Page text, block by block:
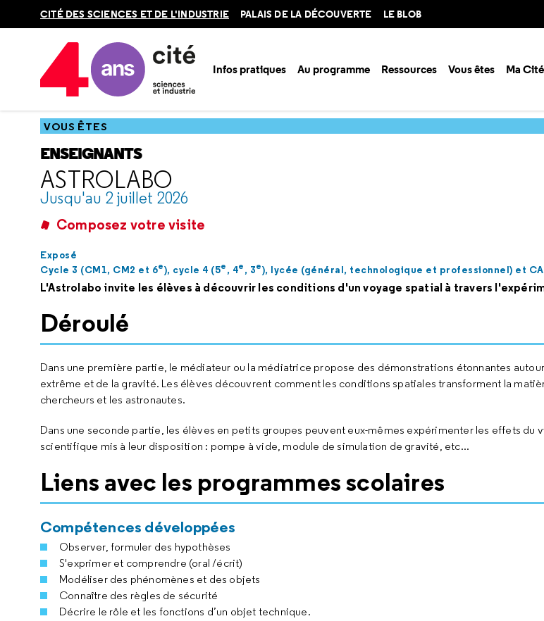
CITÉ DES SCIENCES ET DE L'INDUSTRIE PALAIS DE LA DÉCOUVERTE LE BLOB
Infos pratiques Au programme Ressources Vous êtes Ma
Accueil Vous êtes
VOUS ÊTES
ENSEIGNANTS
ASTROLABO
Jusqu'au 2 juillet 2026
Composez votre visite
Exposé
Cycle 3 (CM1, CM2 et 6e), cycle 4 (5e , 4e , 3e), lycée (général, technologique et professionnel) et
L'Astrolabo invite les élèves à découvrir les conditions d'un voyage spatial à travers
Déroulé
Dans une première partie, le médiateur ou la médiatrice propose des démonstrations étonnantes
extrême et de la gravité. Les élèves découvrent comment les conditions spatiales transforment la
chercheurs et les astronautes.
Dans une seconde partie, les élèves en petits groupes peuvent eux-mêmes expérimenter les effets du
scientifique mis à leur disposition : pompe à vide, module de simulation de gravité, etc...
Liens avec les programmes scolaires
Compétences développées
Observer, formuler des hypothèses
S'exprimer et comprendre (oral /écrit)
Modéliser des phénomènes et des objets
Connaître des règles de sécurité
Décrire le rôle et les fonctions d’un objet technique.